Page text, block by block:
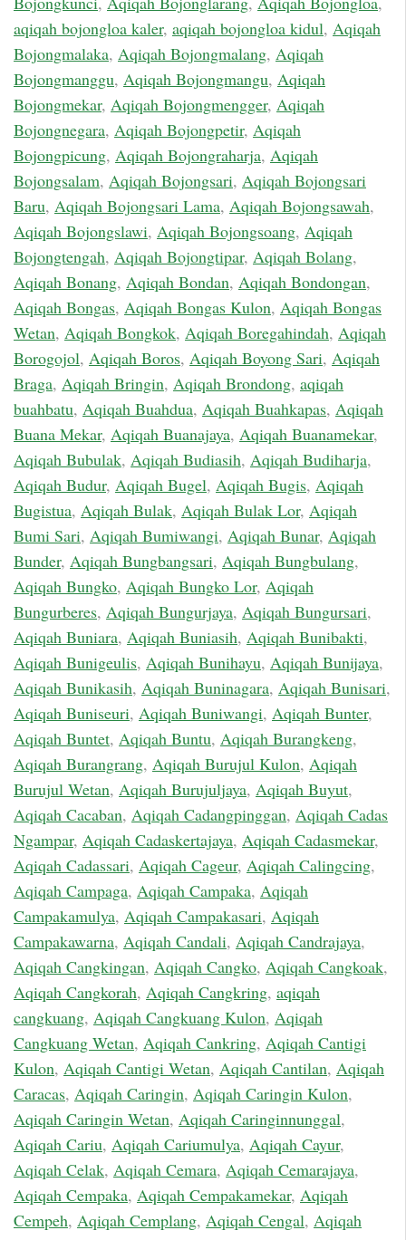
aqiqah bojongloa kaler, aqiqah bojongloa kidul, Aqiqah
Bojongmalaka, Aqiqah Bojongmalang, Aqiqah
Bojongmanggu, Aqiqah Bojongmangu, Aqiqah
Bojongmekar, Aqiqah Bojongmengger, Aqiqah
Bojongnegara, Aqiqah Bojongpetir, Aqiqah
Bojongpicung, Aqiqah Bojongraharja, Aqiqah
Bojongsalam, Aqiqah Bojongsari, Aqiqah Bojongsari
Baru, Aqiqah Bojongsari Lama, Aqiqah Bojongsawah,
Aqiqah Bojongslawi, Aqiqah Bojongsoang, Aqiqah
Bojongtengah, Aqiqah Bojongtipar, Aqiqah Bolang,
Aqiqah Bonang, Aqiqah Bondan, Aqiqah Bondongan,
Aqiqah Bongas, Aqiqah Bongas Kulon, Aqiqah Bongas
Wetan, Aqiqah Bongkok, Aqiqah Boregahindah, Aqiqah
Borogojol, Aqiqah Boros, Aqiqah Boyong Sari, Aqiqah
Braga, Aqiqah Bringin, Aqiqah Brondong, aqiqah
buahbatu, Aqiqah Buahdua, Aqiqah Buahkapas, Aqiqah
Buana Mekar, Aqiqah Buanajaya, Aqiqah Buanamekar,
Aqiqah Bubulak, Aqiqah Budiasih, Aqiqah Budiharja,
Aqiqah Budur, Aqiqah Bugel, Aqiqah Bugis, Aqiqah
Bugistua, Aqiqah Bulak, Aqiqah Bulak Lor, Aqiqah
Bumi Sari, Aqiqah Bumiwangi, Aqiqah Bunar, Aqiqah
Bunder, Aqiqah Bungbangsari, Aqiqah Bungbulang,
Aqiqah Bungko, Aqiqah Bungko Lor, Aqiqah
Bungurberes, Aqiqah Bungurjaya, Aqiqah Bungursari,
Aqiqah Buniara, Aqiqah Buniasih, Aqiqah Bunibakti,
Aqiqah Bunigeulis, Aqiqah Bunihayu, Aqiqah Bunijaya,
Aqiqah Bunikasih, Aqiqah Buninagara, Aqiqah Bunisari,
Aqiqah Buniseuri, Aqiqah Buniwangi, Aqiqah Bunter,
Aqiqah Buntet, Aqiqah Buntu, Aqiqah Burangkeng,
Aqiqah Burangrang, Aqiqah Burujul Kulon, Aqiqah
Burujul Wetan, Aqiqah Burujuljaya, Aqiqah Buyut,
Aqiqah Cacaban, Aqiqah Cadangpinggan, Aqiqah Cadas
Ngampar, Aqiqah Cadaskertajaya, Aqiqah Cadasmekar,
Aqiqah Cadassari, Aqiqah Cageur, Aqiqah Calingcing,
Aqiqah Campaga, Aqiqah Campaka, Aqiqah
Campakamulya, Aqiqah Campakasari, Aqiqah
Campakawarna, Aqiqah Candali, Aqiqah Candrajaya,
Aqiqah Cangkingan, Aqiqah Cangko, Aqiqah Cangkoak,
Aqiqah Cangkorah, Aqiqah Cangkring, aqiqah
cangkuang, Aqiqah Cangkuang Kulon, Aqiqah
Cangkuang Wetan, Aqiqah Cankring, Aqiqah Cantigi
Kulon, Aqiqah Cantigi Wetan, Aqiqah Cantilan, Aqiqah
Caracas, Aqiqah Caringin, Aqiqah Caringin Kulon,
Aqiqah Caringin Wetan, Aqiqah Caringinnunggal,
Aqiqah Cariu, Aqiqah Cariumulya, Aqiqah Cayur,
Aqiqah Celak, Aqiqah Cemara, Aqiqah Cemarajaya,
Aqiqah Cempaka, Aqiqah Cempakamekar, Aqiqah
Cempeh, Aqiqah Cemplang, Aqiqah Cengal, Aqiqah